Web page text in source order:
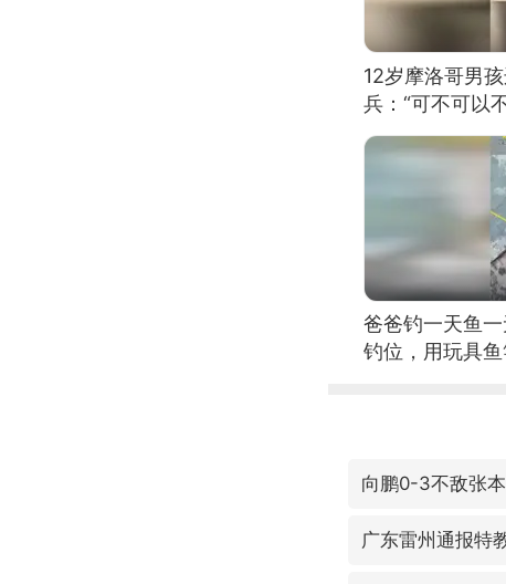
12岁摩洛哥男
兵：“可不可以
爸爸钓一天鱼
钓位，用玩具
向鹏0-3不敌张
广东雷州通报特